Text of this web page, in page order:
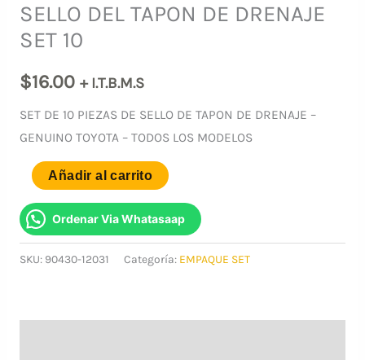
SELLO DEL TAPON DE DRENAJE
SET 10
$16.00 + I.T.B.M.S
SET DE 10 PIEZAS DE SELLO DE TAPON DE DRENAJE –
GENUINO TOYOTA – TODOS LOS MODELOS
SELLO
TAPON
DE
DRENAJE
Añadir al carrito
Ordenar Via Whatasaap
SKU: 90430-12031 Categoría: EMPAQUE SET